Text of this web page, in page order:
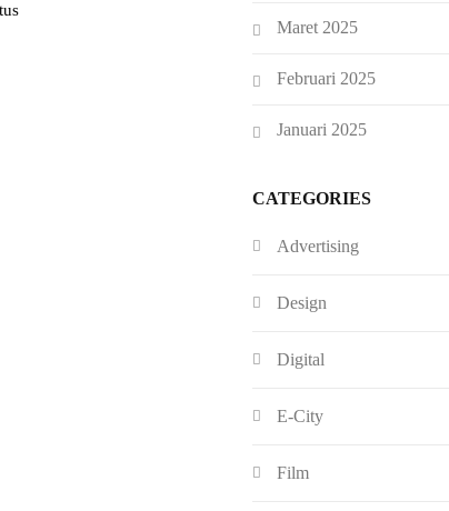
Maret 2025
Februari 2025
Januari 2025
CATEGORIES
Advertising
Design
Digital
E-City
Film